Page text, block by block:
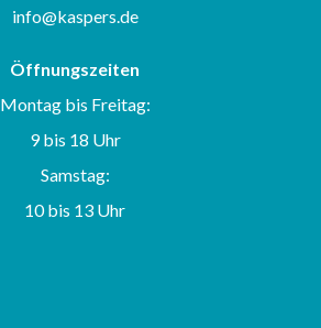
info@kaspers.de
Öffnungszeiten
Montag bis Freitag:
9 bis 18 Uhr
Samstag:
10 bis 13 Uhr